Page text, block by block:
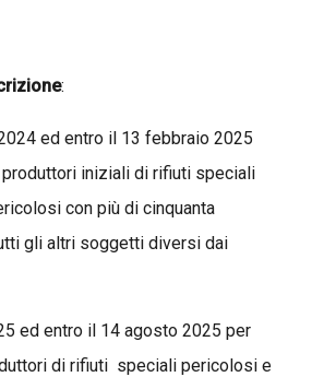
:
ed entro il 13 febbraio 2025
iniziali di rifiuti speciali
con più di cinquanta
gli altri soggetti diversi dai
ed entro il 14 agosto 2025 per
di rifiuti speciali pericolosi e